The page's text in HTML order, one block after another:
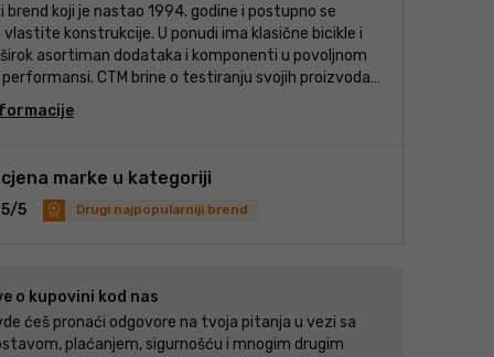
brend koji je nastao 1994. godine i postupno se
vlastite konstrukcije. U ponudi ima klasične bicikle i
asortiman dodataka i komponenti u povoljnom
CTM brine o testiranju svojih proizvoda,
uspješan downhill i enduro tim koji je osvojio
prvaka Slovačke i Češke. Tvrtka CTM poznata je po
marke u kategoriji
5/5 Drugi najpopularniji brend
o kupovini kod nas
ćeš pronaći odgovore na tvoja pitanja u vezi sa
plaćanjem, sigurnošću i mnogim drugim